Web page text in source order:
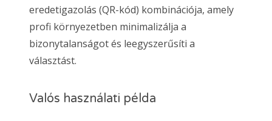
eredetigazolás (QR-kód) kombinációja, amely
profi környezetben minimalizálja a
bizonytalanságot és leegyszerűsíti a
választást.
Valós használati példa